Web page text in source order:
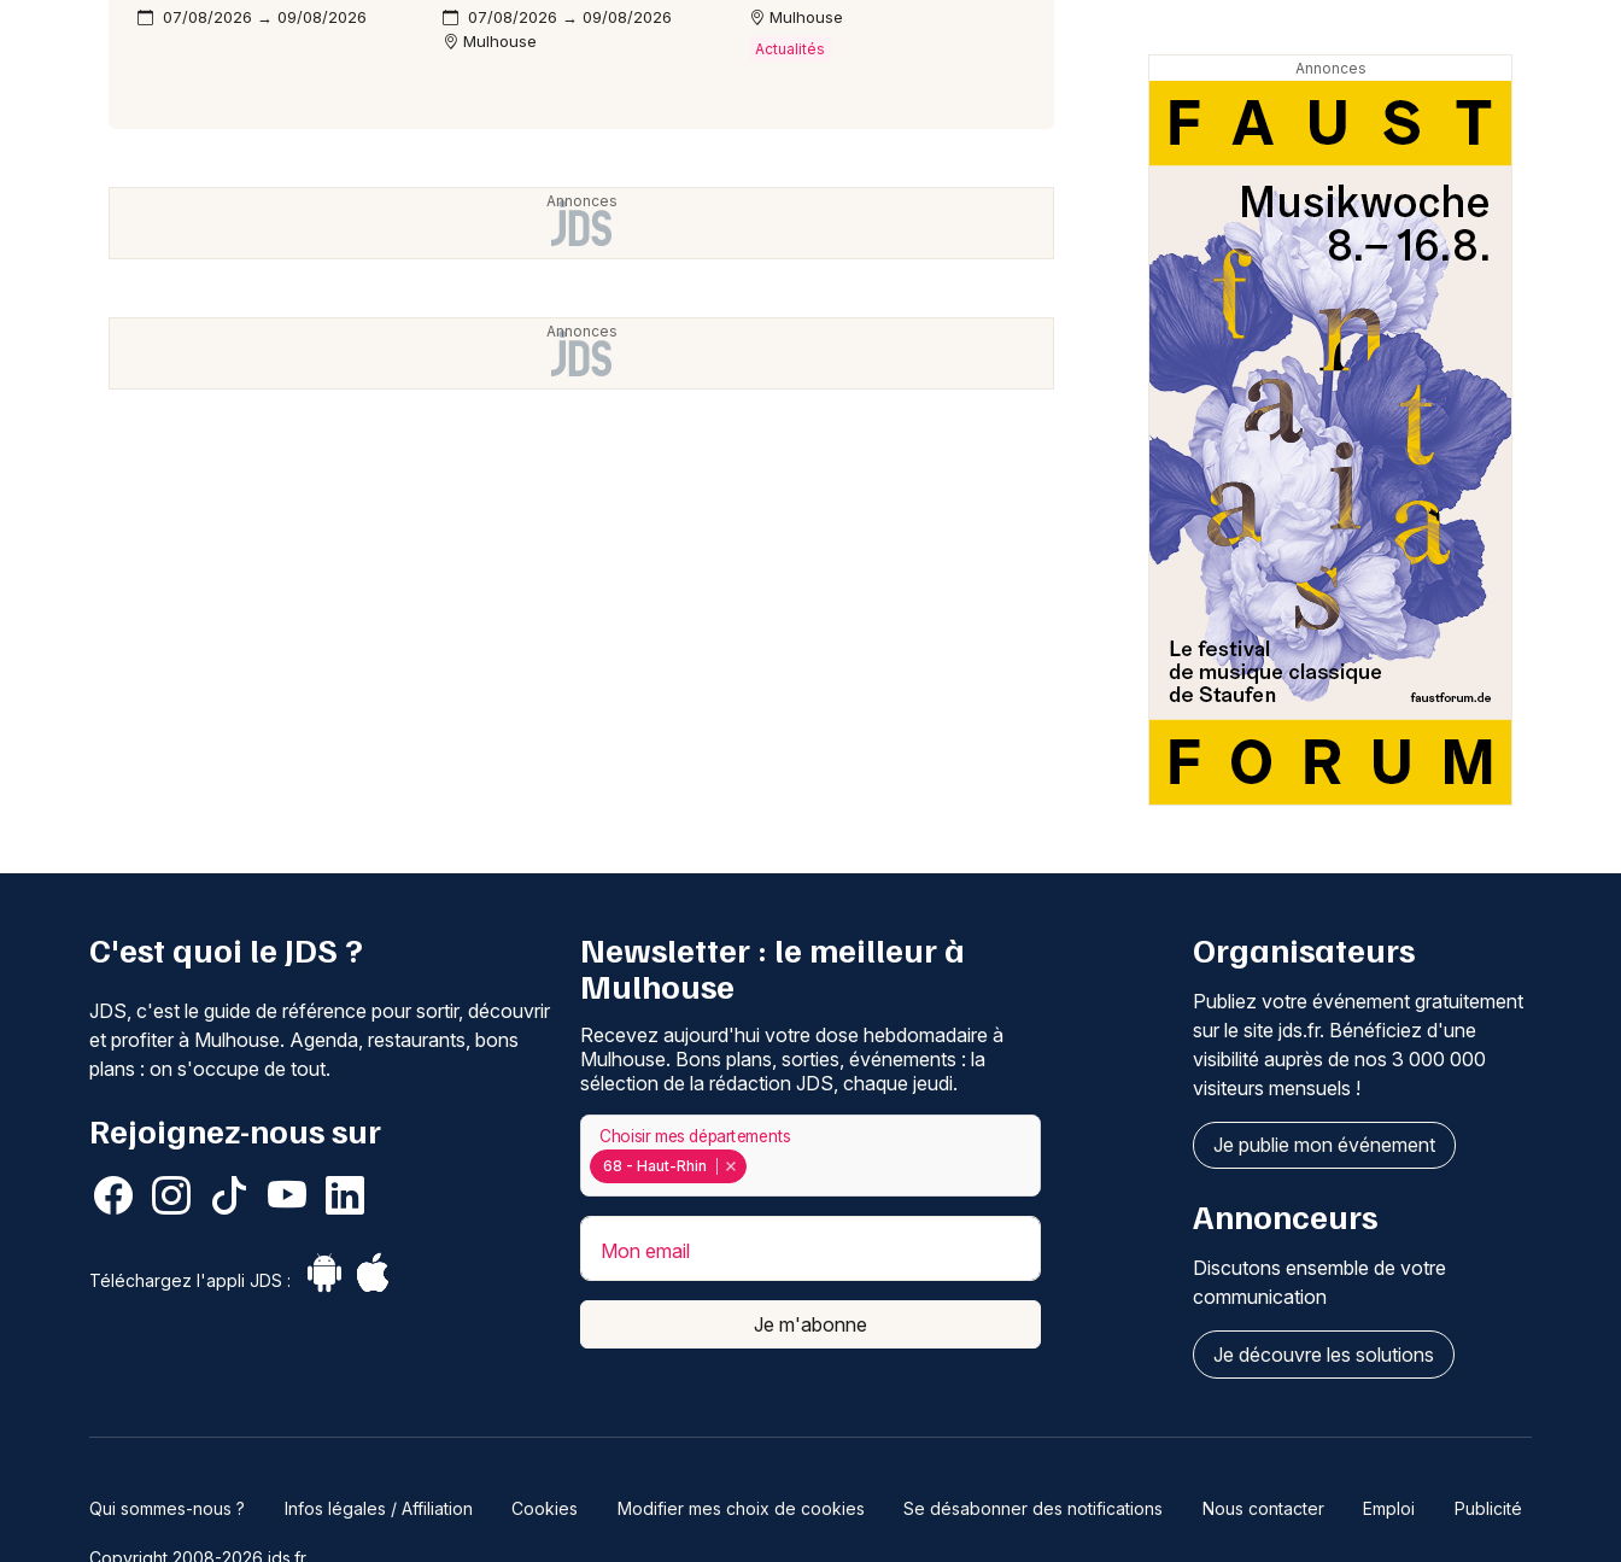
07/08/2026 → 09/08/2026
07/08/2026 → 09/08/2026
Mulhouse
Mulhouse
Actualités
C'est quoi le JDS ?
JDS, c'est le guide de référence pour sortir, découvrir
et profiter à Mulhouse. Agenda, restaurants, bons
plans : on s'occupe de tout.
Rejoignez-nous sur
Téléchargez l'appli JDS :
Newsletter : le meilleur à
Mulhouse
Recevez aujourd'hui votre dose hebdomadaire à
Mulhouse. Bons plans, sorties, événements : la
sélection de la rédaction JDS, chaque jeudi.
68 - Haut-Rhin
Choisir mes départements
Mon email
Je m'abonne
Organisateurs
Publiez votre événement gratuitement
sur le site jds.fr. Bénéficiez d'une
visibilité auprès de nos 3 000 000
visiteurs mensuels !
Je publie mon événement
Annonceurs
Discutons ensemble de votre
communication
Je découvre les solutions
Qui sommes-nous ? Infos légales / Affiliation Cookies Modifier mes choix de cookies Se désabonner des notifications Nous contacter Emploi Publicité
Copyright 2008-2026 jds.fr